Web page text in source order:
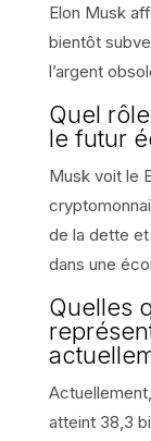
Elon Musk
bientôt
l’argent
Quel
le futur
Musk voit le
de la dette
dans une
Quelles
atteint 38,3